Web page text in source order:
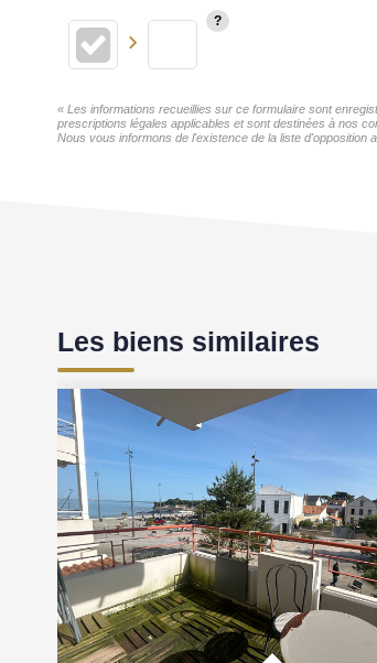
« Les informations recueillies sur ce formulaire sont
prescriptions légales applicables et sont destinées à nos
Nous vous informons de l'existence de la liste d'opposition
Les biens similaires